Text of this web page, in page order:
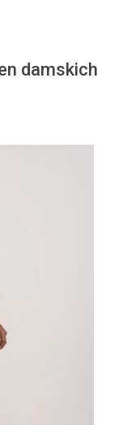
damskich